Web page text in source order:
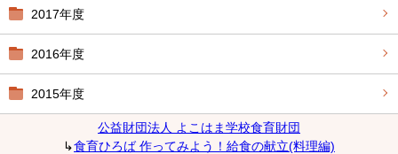
2017年度
2016年度
2015年度
公益財団法人 よこはま学校食育財団
↳食育ひろば 作ってみよう！給食の献立(料理編)